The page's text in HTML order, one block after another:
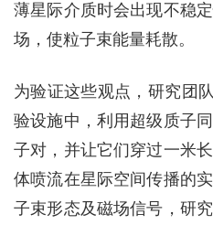
薄星际介质时会出现不稳
场，使粒子束能量耗散。
为验证这些观点，研究团
验设施中，利用超级质子
子对，并让它们穿过一米
体喷流在星际空间传播的
子束形态及磁场信号，研